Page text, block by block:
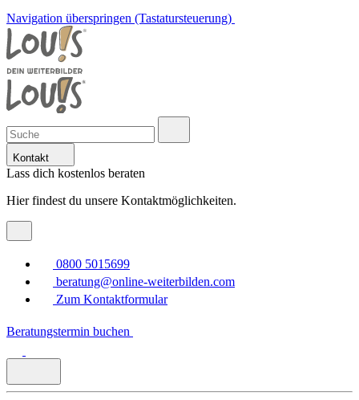
Navigation überspringen (Tastatursteuerung)
Kontakt
Lass dich kostenlos beraten
Hier findest du unsere Kontaktmöglichkeiten.
0800 5015699
beratung@online-weiterbilden.com
Zum Kontaktformular
Beratungstermin buchen